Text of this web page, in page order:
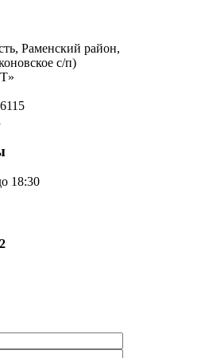
Раменский район,
с/п)
18:30